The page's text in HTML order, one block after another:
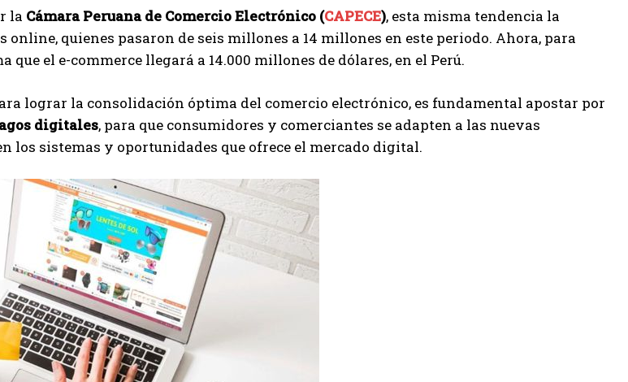
la Cámara Peruana de Comercio Electrónico (CAPECE), esta misma tendencia la
quienes pasaron de seis millones a 14 millones en este periodo. Ahora, para
que el e-commerce llegará a 14.000 millones de dólares, en el Perú.
lograr la consolidación óptima del comercio electrónico, es fundamental apostar por
digitales, para que consumidores y comerciantes se adapten a las nuevas
los sistemas y oportunidades que ofrece el mercado digital.